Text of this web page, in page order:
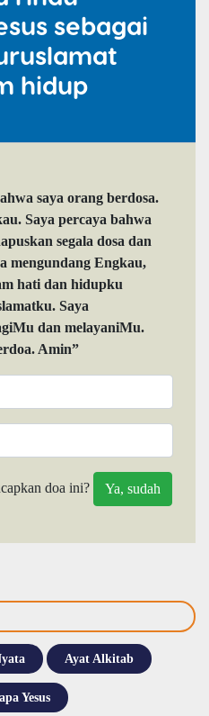
sebagai
hidup
saya orang berdosa.
Saya percaya bahwa
segala dosa dan
mengundang Engkau,
hati dan hidupku
Saya
dan melayaniMu.
Amin”
doa ini?
Ayat Alkitab
Yesus